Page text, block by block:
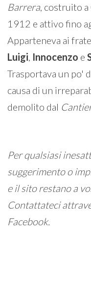
Barrera , costruito
1912 e attivo fino
Apparteneva ai
Luigi Innocenzo e
Trasportava un po'
causa di un
demolito dal
Per qualsiasi
suggerimento o
e il sito restano a
Contattateci
Facebook.